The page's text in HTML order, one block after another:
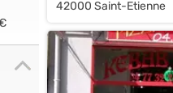
42000 Saint-Etienne